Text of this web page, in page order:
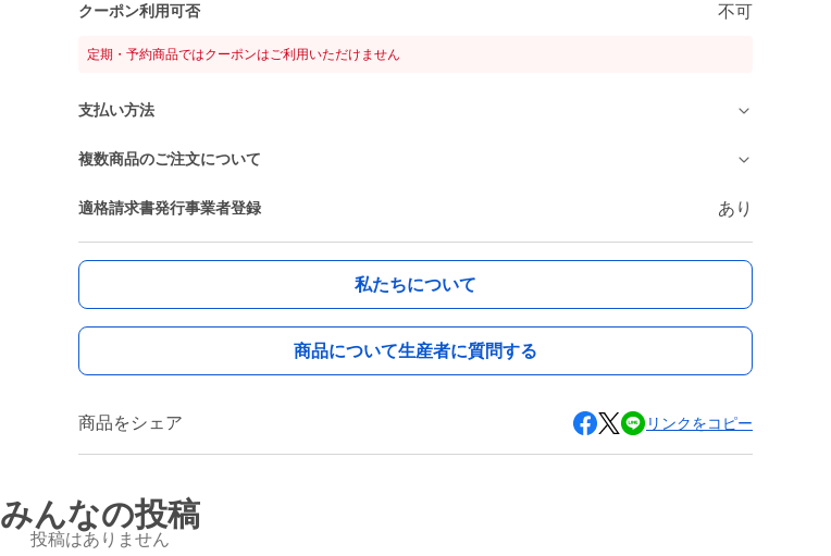
クーポン利用可否 不可
定期・予約商品ではクーポンはご利用いただけません
支払い方法
複数商品のご注文について
適格請求書発行事業者登録 あり
私たちについて
商品について生産者に質問する
商品をシェア リンクをコピー
みんなの投稿
投稿はありません